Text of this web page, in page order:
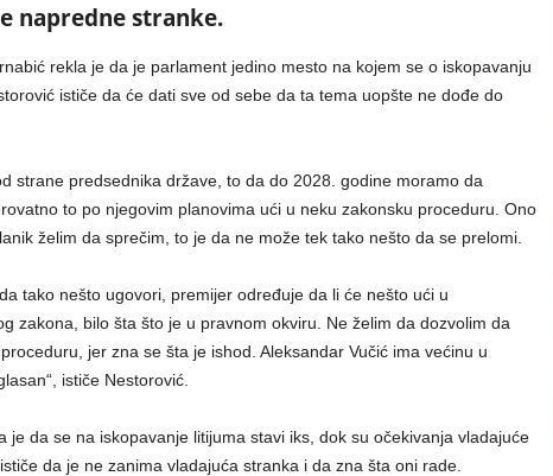
napredne stranke.
rekla je da je parlament jedino mesto na kojem se o iskopavanju
ističe da će dati sve od sebe da ta tema uopšte ne dođe do
strane predsednika države, to da do 2028. godine moramo da
to po njegovim planovima ući u neku zakonsku proceduru. Ono
želim da sprečim, to je da ne može tek tako nešto da se prelomi.
tako nešto ugovori, premijer određuje da li će nešto ući u
zakona, bilo šta što je u pravnom okviru. Ne želim da dozvolim da
jer zna se šta je ishod. Aleksandar Vučić ima većinu u
ističe Nestorović.
je da se na iskopavanje litijuma stavi iks, dok su očekivanja vladajuće
da je ne zanima vladajuća stranka i da zna šta oni rade.